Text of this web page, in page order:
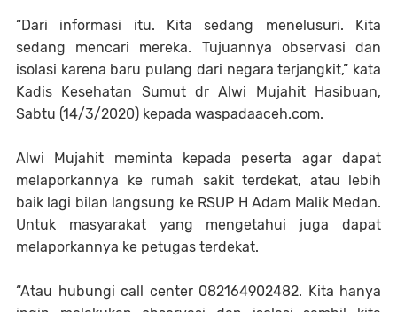
“Dari informasi itu. Kita sedang menelusuri. Kita
sedang mencari mereka. Tujuannya observasi dan
isolasi karena baru pulang dari negara terjangkit,” kata
Kadis Kesehatan Sumut dr Alwi Mujahit Hasibuan,
Sabtu (14/3/2020) kepada waspadaaceh.com.
Alwi Mujahit meminta kepada peserta agar dapat
melaporkannya ke rumah sakit terdekat, atau lebih
baik lagi bilan langsung ke RSUP H Adam Malik Medan.
Untuk masyarakat yang mengetahui juga dapat
melaporkannya ke petugas terdekat.
“Atau hubungi call center 082164902482. Kita hanya